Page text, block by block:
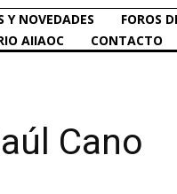
Y NOVEDADES FOROS
AIIAOC CONTACTO
Cano